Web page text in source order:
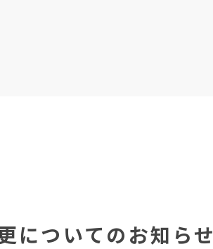
についてのお知らせ